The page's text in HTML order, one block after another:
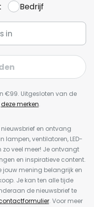
Bedrijf
€99. Uitgesloten van de
deze merken.
en ontvang
lampen, ventilatoren, LED-
veel meer! Je ontvangt
en inspiratieve content.
jouw mening belangrijk en
Je kan ten alle tijde
de nieuwsbrief te
. Voor meer